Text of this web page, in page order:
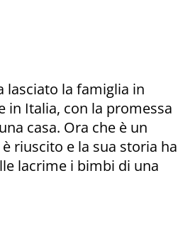
lasciato la famiglia in
in Italia, con la promessa
casa. Ora che è un
riuscito e la sua storia ha
lacrime i bimbi di una